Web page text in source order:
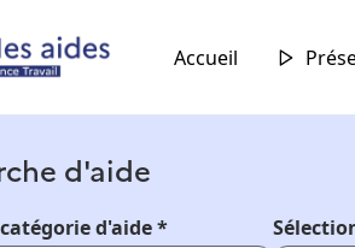
Accueil
d'aide
d'aide *